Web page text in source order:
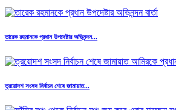
তারেক রহমানকে প্রধান উপদেষ্টার অভিনন্দন...
ত্রয়োদশ সংসদ নির্বাচন শেষে জামায়াত...